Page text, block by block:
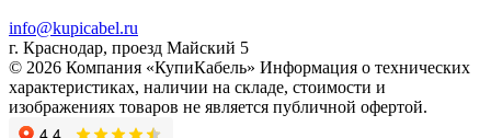
info@kupicabel.ru
г. Краснодар, проезд Майский 5
© 2026 Компания «КупиКабель» Информация о технических
характеристиках, наличии на складе, стоимости и
изображениях товаров не является публичной офертой.